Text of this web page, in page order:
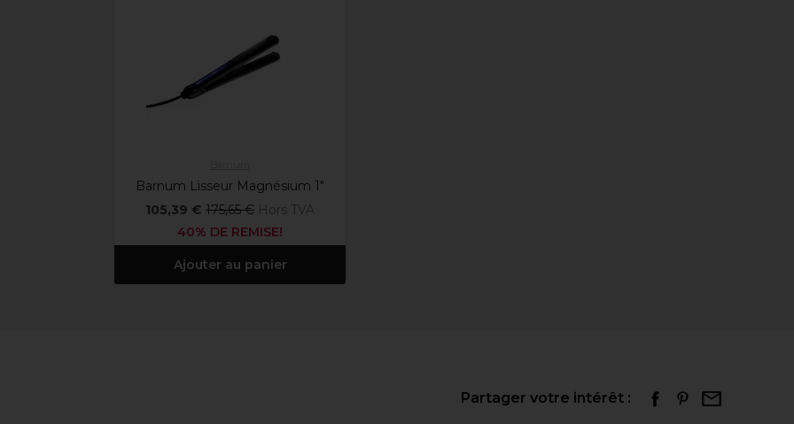
Barnum Lisseur Magnésium 1"
105,39 € 175,65 € Hors TVA
40% DE REMISE!
Ajouter au panier
Partager votre intérêt :